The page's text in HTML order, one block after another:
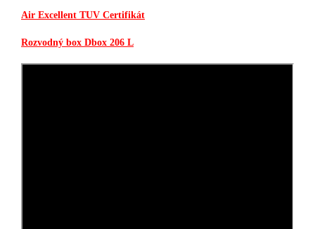
Air Excellent TUV Certifikát
Rozvodný box Dbox 206 L